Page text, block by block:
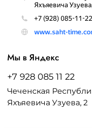
Мы в Яндекс
+7 928 085 11 22
Чеченская
Яхъяевича Узуева, 2